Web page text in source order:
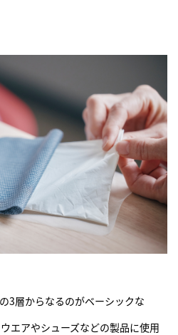
3層からなるのがベーシックな
エアやシューズなどの製品に使用